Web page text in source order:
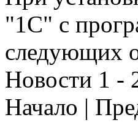
"1С" с
следующих
Новости 1 -
Начало |